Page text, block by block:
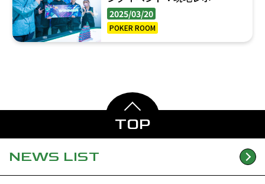
2025/03/20
POKER ROOM
TOP
NEWS LIST